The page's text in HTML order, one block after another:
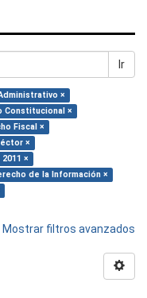
Ir
×
Constitucional ×
Fiscal ×
×
×
de la Información ×
Mostrar filtros avanzados